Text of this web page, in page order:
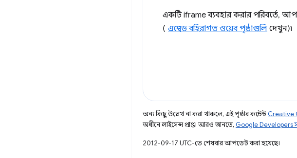
একটি iframe ব্যবহার করার পরিবর্তে,
( এম্বেড বহিরাগত ওয়েব পৃষ্ঠাগুলি দেখুন)৷
অন্য কিছু উল্লেখ না করা থাকলে, এই পৃষ্ঠার কন্টেন্ট Creative
অধীনে লাইসেন্স প্রাপ্ত। আরও জানতে, Google Developers
2012-09-17 UTC-তে শেষবার আপডেট করা হয়েছে।